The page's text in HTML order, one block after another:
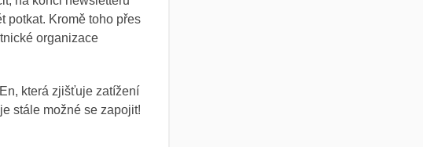
potkat. Kromě toho přes
organizace
která zjišťuje zatížení
stále možné se zapojit!